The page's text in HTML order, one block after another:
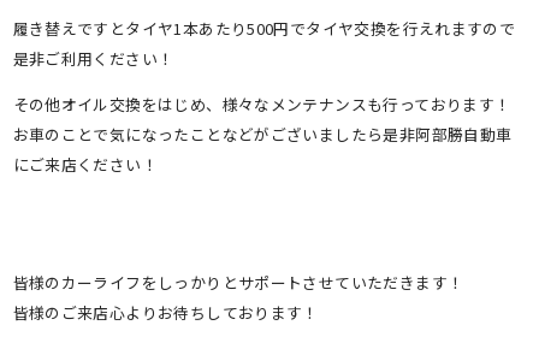
履き替えですとタイヤ1本あたり500円でタイヤ交換を行えれますので
是非ご利用ください！
その他オイル交換をはじめ、様々なメンテナンスも行っております！
お車のことで気になったことなどがございましたら是非阿部勝自動車
にご来店ください！
皆様のカーライフをしっかりとサポートさせていただきます！
皆様のご来店心よりお待ちしております！